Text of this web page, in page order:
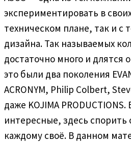
экспериментировать в
техническом плане, так и с
дизайна. Так называемых
достаточно много и длятся
это были два поколения
ACRONYM, Philip Colbert,
даже KOJIMA
интересные, здесь
каждому своё. В данном